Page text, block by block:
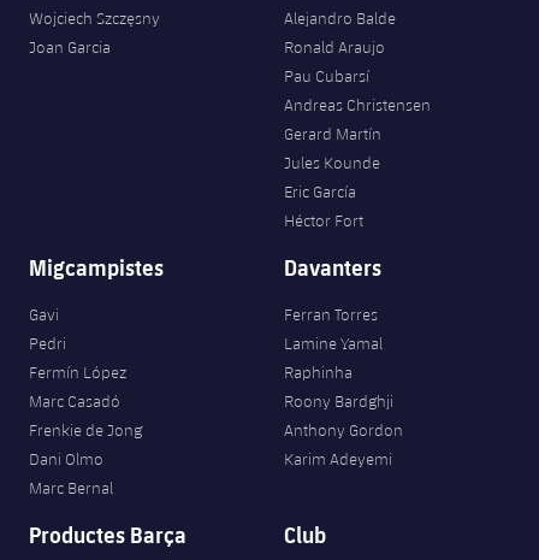
Wojciech Szczęsny
Joan Garcia
Alejandro Balde
Ronald Araujo
Pau Cubarsí
Andreas Christensen
Gerard Martín
Jules Kounde
Eric García
Héctor Fort
Migcampistes
Gavi
Pedri
Fermín López
Marc Casadó
Frenkie de Jong
Dani Olmo
Marc Bernal
Davanters
Ferran Torres
Lamine Yamal
Raphinha
Roony Bardghji
Anthony Gordon
Karim Adeyemi
Productes Barça Club